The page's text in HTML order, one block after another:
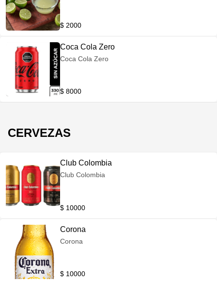
$ 2000
Coca Cola Zero
Coca Cola Zero
$ 8000
CERVEZAS
Club Colombia
Club Colombia
$ 10000
Corona
Corona
$ 10000